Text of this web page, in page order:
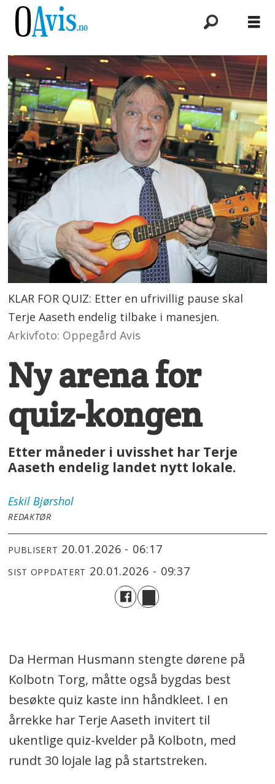
KLAR FOR QUIZ: Etter en ufrivillig pause skal
Terje Aaseth endelig tilbake i manesjen.
Arkivfoto: Oppegård Avis
Ny arena for
quiz-kongen
Etter måneder i uvisshet har Terje
Aaseth endelig landet nytt lokale.
Eskil Bjørshol
REDAKTØR
PUBLISERT 20.01.2026 - 06:17
SIST OPPDATERT 20.01.2026 - 09:37
Da Herman Husmann stengte dørene på
Kolbotn Torg, måtte også bygdas best
besøkte quiz kaste inn håndkleet. I en
årrekke har Terje Aaseth invitert til
ukentlige quiz-kvelder på Kolbotn, med
rundt 30 lojale lag på startstreken.